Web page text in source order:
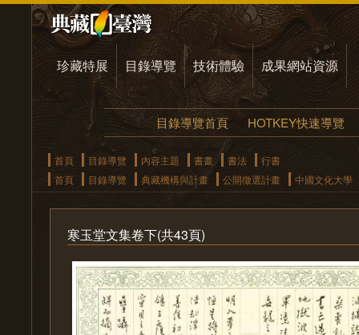
珍藏特展 目錄導覽 技術體驗 成果網站資源
目錄導覽首頁 HOTKEY快速導覽
首頁 目錄導覽 內容主題 書畫 書法
行書
首頁
目錄導覽 典藏機構與計畫 公開徵選計畫 中國文化大學
寒玉堂文集卷下(共43頁)